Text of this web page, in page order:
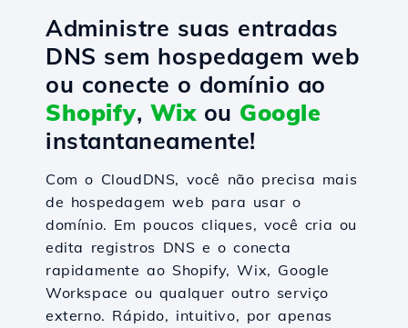
Administre suas entradas
DNS sem hospedagem web
ou conecte o domínio ao
Shopify, Wixou Google
instantaneamente!
Com o CloudDNS, você não precisa mais
de hospedagem web para usar o
domínio. Em poucos cliques, você cria ou
edita registros DNS e o conecta
rapidamente ao Shopify, Wix, Google
Workspace ou qualquer outro serviço
externo. Rápido, intuitivo, por apenas